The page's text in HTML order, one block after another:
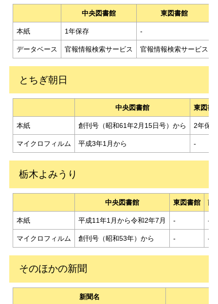
中央図書館 東図書館
本紙 1年保存 -
データベース 官報情報検索サービス 官報情報検索サービス
とちぎ朝日
中央図書館 東図書
本紙 創刊号（昭和61年2月15日号）から 2年保存
マイクロフィルム 平成3年1月から -
栃木よみうり
中央図書館 東図書館 南
本紙 平成11年1月から令和2年7月 - -
マイクロフィルム 創刊号（昭和53年）から - -
そのほかの新聞
新聞名